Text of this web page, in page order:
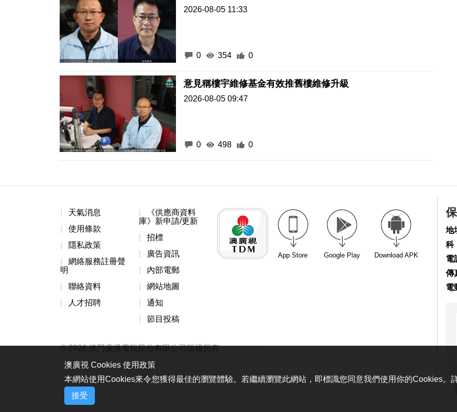
2026-08-05 11:33
0 354 0
意見稱樓宇維修基金有效推舊樓維修升級
2026-08-05 09:47
0 498 0
天氣消息
使用條款
隱私政策
網絡服務註冊聲
明
聯絡資料
人才招聘
《供應商資料
庫》新申請/更新
招標
廣告資訊
內部電郵
網站地圖
通知
節目投稿
App Store Google Play Download APK
© 2026 澳門廣播電視股份有限公司版權所有
地
科
電
傳
電
澳廣視 Cookies 使用政策
本網站使用Cookies來令您獲得最佳的瀏覽體驗。若繼續瀏覽此網站，即標識您同意我們使用你的Cookies。
接受